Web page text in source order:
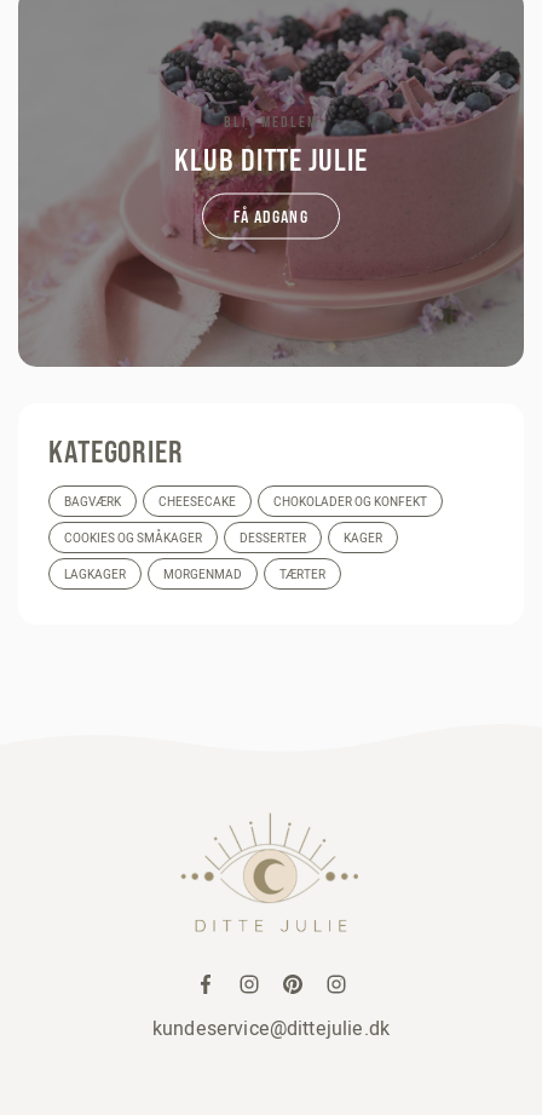
BLIV MEDLEM
KLUB DITTE JULIE
FÅ ADGANG
KATEGORIER
BAGVÆRK CHEESECAKE CHOKOLADER OG KONFEKT
COOKIES OG SMÅKAGER DESSERTER KAGER
LAGKAGER MORGENMAD TÆRTER
kundeservice@dittejulie.dk